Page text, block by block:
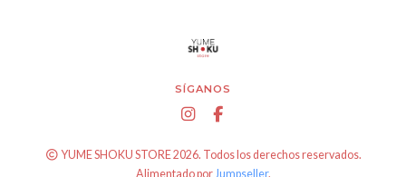
SÍGANOS
YUME SHOKU STORE 2026. Todos los derechos reservados.
Alimentado por Jumpseller.